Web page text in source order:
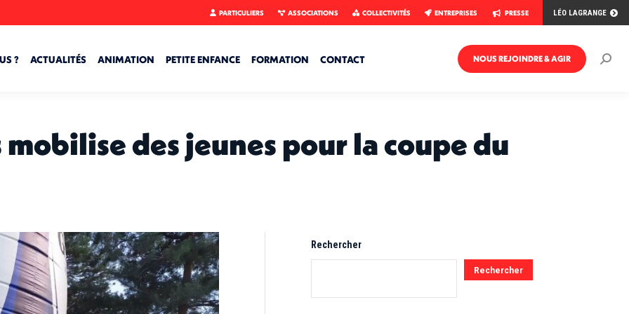
PARTICULIERS ASSOCIATIONS COLLECTIVITÉS ENTREPRISES PRESSE LÉO LAGRANGE
? ACTUALITÉS ANIMATION PETITE ENFANCE FORMATION CONTACT NOUS REJOINDRE & AGIR
des jeunes pour la coupe du
Rechercher
Rechercher